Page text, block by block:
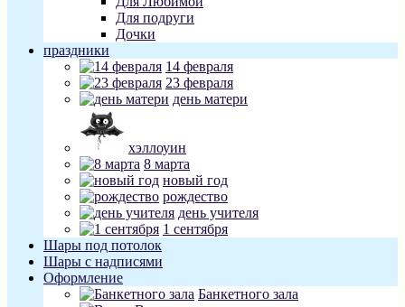
Для подруги
Дочки
праздники
14 февраля
23 февраля
день матери
хэллоуин
8 марта
новый год
рождество
день учителя
1 сентября
Шары под потолок
Шары с надписями
Оформление
Банкетного зала